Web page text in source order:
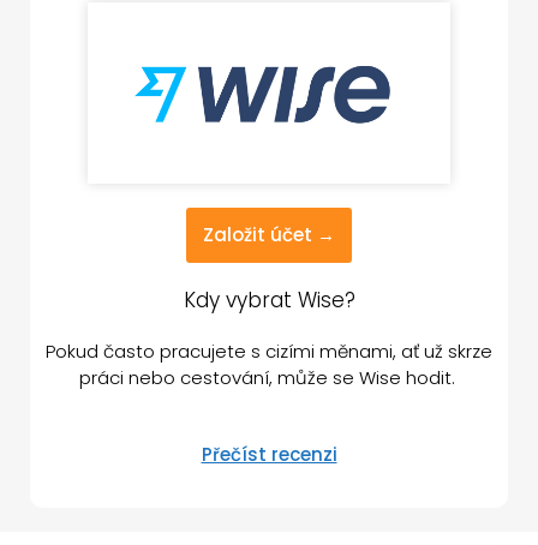
Založit účet →
Kdy vybrat Wise?
Pokud často pracujete s cizími měnami, ať už skrze
práci nebo cestování, může se Wise hodit.
Přečíst recenzi